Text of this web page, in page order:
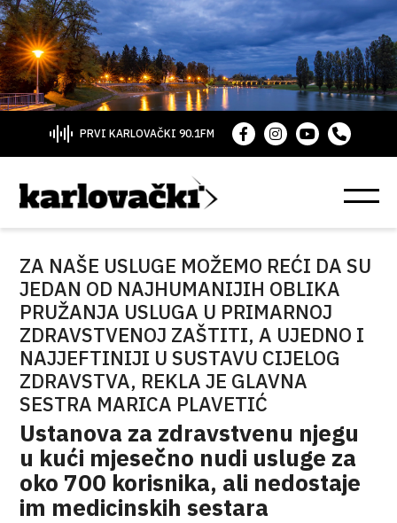
PRVI KARLOVAČKI 90.1FM
ZA NAŠE USLUGE MOŽEMO REĆI DA SU
JEDAN OD NAJHUMANIJIH OBLIKA
PRUŽANJA USLUGA U PRIMARNOJ
ZDRAVSTVENOJ ZAŠTITI, A UJEDNO I
NAJJEFTINIJI U SUSTAVU CIJELOG
ZDRAVSTVA, REKLA JE GLAVNA
SESTRA MARICA PLAVETIĆ
Ustanova za zdravstvenu njegu
u kući mjesečno nudi usluge za
oko 700 korisnika, ali nedostaje
im medicinskih sestara